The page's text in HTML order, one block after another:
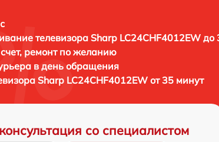
телевизора Sharp LC24CHF4012EW до
ремонт по желанию
в день обращения
Sharp LC24CHF4012EW от 35 минут
со специалистом